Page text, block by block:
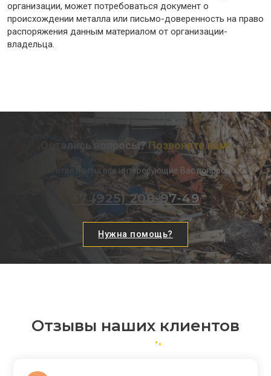
организации, может потребоваться документ о
происхождении металла или письмо-доверенность на право
распоряжения данным материалом от организации-
владельца.
Остались вопросы? Позвоните нам!
Мы ответим на все интересующие Вас вопросы
+7 (925) 208-97-49
Нужна помощь?
Отзывы наших клиентов